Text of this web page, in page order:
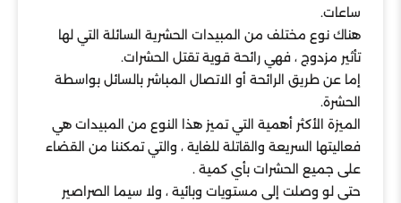
ساعات.
هناك نوع مختلف من المبيدات الحشرية السائلة التي لها
تأثير مزدوج ، فهي رائحة قوية تقتل الحشرات.
إما عن طريق الرائحة أو الاتصال المباشر بالسائل بواسطة
الحشرة.
الميزة الأكثر أهمية التي تميز هذا النوع من المبيدات هي
فعاليتها السريعة والقاتلة للغاية ، والتي تمكننا من القضاء
على جميع الحشرات بأي كمية .
حتى لو وصلت إلى مستويات وبائية ، ولا سيما الصراصير